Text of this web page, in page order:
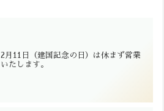
2月11日（建国記念の日）は休まず営業
いたします。